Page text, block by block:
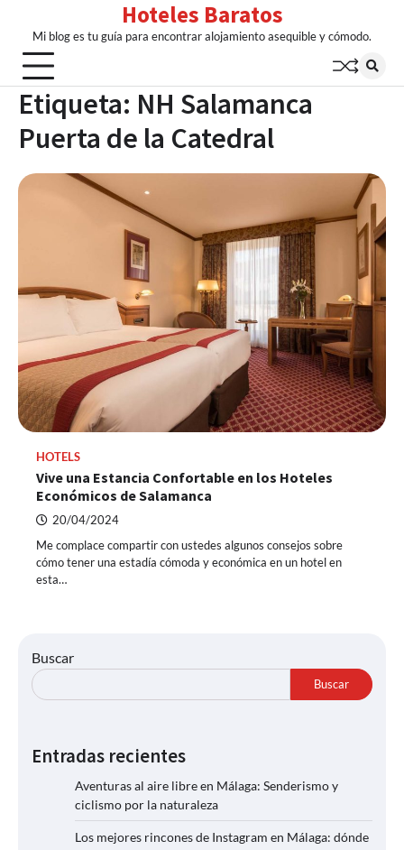
content
Hoteles Baratos
Mi blog es tu guía para encontrar alojamiento asequible y cómodo.
Etiqueta: NH Salamanca
Puerta de la Catedral
HOTELS
Vive una Estancia Confortable en los Hoteles
Económicos de Salamanca
20/04/2024
Me complace compartir con ustedes algunos consejos sobre
cómo tener una estadía cómoda y económica en un hotel en
esta…
Buscar
Buscar
Entradas recientes
Aventuras al aire libre en Málaga: Senderismo y
ciclismo por la naturaleza
Los mejores rincones de Instagram en Málaga: dónde